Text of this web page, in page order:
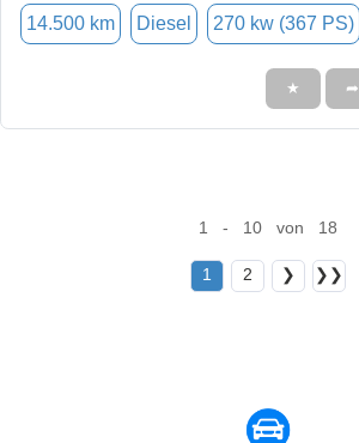
14.500 km Diesel 270 kw (367 PS)
★ ➦
1 - 10 von 18
1 2 ❯ ❯❯